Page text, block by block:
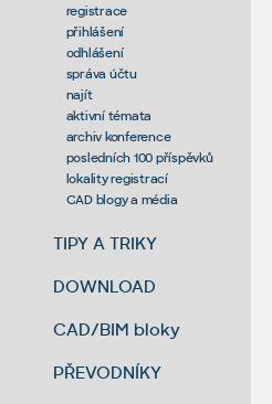
registrace
přihlášení
odhlášení
správa účtu
najít
aktivní témata
archiv konference
posledních 100 příspěvků
lokality registrací
CAD blogy a média
TIPY A TRIKY
DOWNLOAD
CAD/BIM bloky
PŘEVODNÍKY